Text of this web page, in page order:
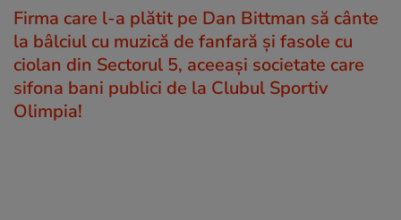
Firma care l-a plătit pe Dan Bittman să cânte
la bâlciul cu muzică de fanfară și fasole cu
ciolan din Sectorul 5, aceeași societate care
sifona bani publici de la Clubul Sportiv
Olimpia!